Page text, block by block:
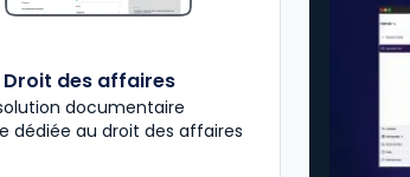
Droit des affaires
documentaire
dédiée au droit des affaires